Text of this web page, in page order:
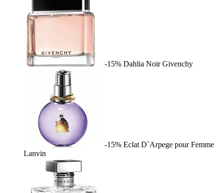
-15% Dahlia Noir Givenchy
-15% Eclat D`Arpege pour Femme
Lanvin